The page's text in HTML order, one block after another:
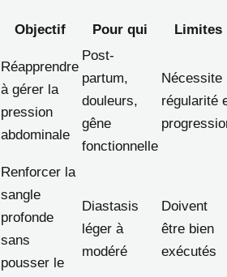
Objectif Pour qui Limites
Réapprendre
à gérer la
pression
abdominale
Post-
partum,
douleurs,
gêne
fonctionnelle
Nécessite
régularité
Renforcer la
sangle
profonde
sans
pousser le
Diastasis
léger à
modéré
Doivent
être bien
exécutés